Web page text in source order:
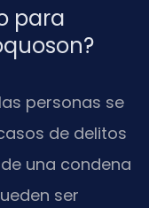
para
personas se
de delitos
una condena
ser